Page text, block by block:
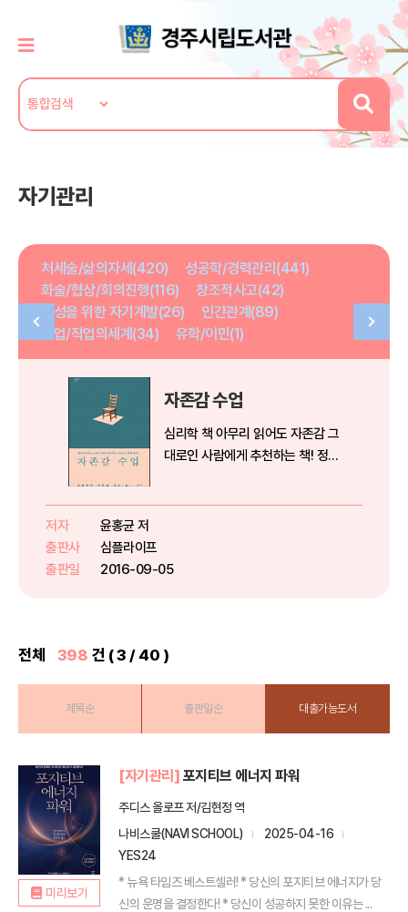
자기관리
처세술/삶의자세(420)
성공학/경력관리(441)
화술/협상/회의진행(116)
창조적사고(42)
여성을 위한 자기계발(26)
인간관계(89)
취업/직업의세계(34)
유학/이민(1)
자존감 수업
심리학 책 아무리 읽어도 자존감 그
대로인 사람에게 추천하는 책! 정신
우리 삶에 미치는 영향을 친...
저자
윤홍균 저
출판사
심플라이프
출판일
2016-09-05
전체 398 건 ( 3 / 40 )
제목순 출판일순 대출가능도서
미리보기
[자기관리] 포지티브 에너지 파워
주디스 올로프 저/김현정 역
나비스쿨(NAVI SCHOOL)
2025-04-16
YES24
* 뉴욕 타임즈 베스트셀러! * 당신의 포지티브 에너지가 당
신의 운명을 결정한다! * 당신이 성공하지 못한 이유는 ...